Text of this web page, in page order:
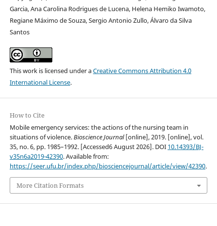
Garcia, Ana Carolina Rodrigues de Lucena, Helena Hemiko Iwamoto,
Regiane Máximo de Souza, Sergio Antonio Zullo, Álvaro da Silva
Santos
This work is licensed under aCreative Commons Attribution 4.0
International License.
How to Cite
Mobile emergency services: the actions of the nursing team in
situations of violence.Bioscience Journal[online], 2019. [online], vol.
35, no. 6, pp. 1985–1992. [Accessed6 August 2026]. DOI 10.14393/BJ-
v35n6a2019-42390. Available from:
https://seer.ufu.br/index.php/biosciencejournal/article/view/42390.
More Citation Formats